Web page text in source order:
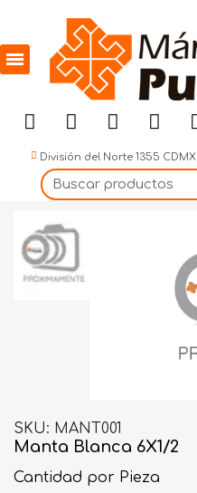
División del Norte 1355 CDMX
SKU MANT001
Manta Blanca 6X1/2
Cantidad por Pieza